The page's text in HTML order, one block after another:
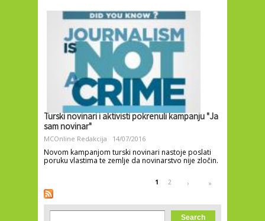
Turski novinari i aktivisti pokrenuli kampanju "Ja
sam novinar"
MCOnline Redakcija 14/07/2016
Novom kampanjom turski novinari nastoje poslati
poruku vlastima te zemlje da novinarstvo nije zločin.
Pages 1 2 › »
Search